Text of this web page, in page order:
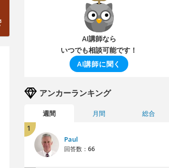
AI講師なら
いつでも相談可能です！
AI講師に聞く
アンカーランキング
週間 月間 総合
1
Paul
回答数： 66